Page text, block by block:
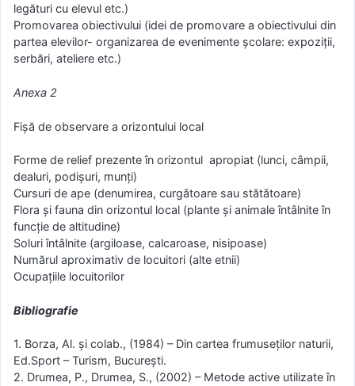
legături cu elevul etc.)
Promovarea obiectivului (idei de promovare a obiectivului din
partea elevilor- organizarea de evenimente școlare: expoziții,
serbări, ateliere etc.)
Anexa 2
Fișă de observare a orizontului local
Forme de relief prezente în orizontul apropiat (lunci, câmpii,
dealuri, podișuri, munți)
Cursuri de ape (denumirea, curgătoare sau stătătoare)
Flora și fauna din orizontul local (plante și animale întâlnite în
funcție de altitudine)
Soluri întâlnite (argiloase, calcaroase, nisipoase)
Numărul aproximativ de locuitori (alte etnii)
Ocupațiile locuitorilor
Bibliografie
1. Borza, Al. şi colab., (1984) – Din cartea frumuseţilor naturii,
Ed.Sport – Turism, Bucureşti.
2. Drumea, P., Drumea, S., (2002) – Metode active utilizate în